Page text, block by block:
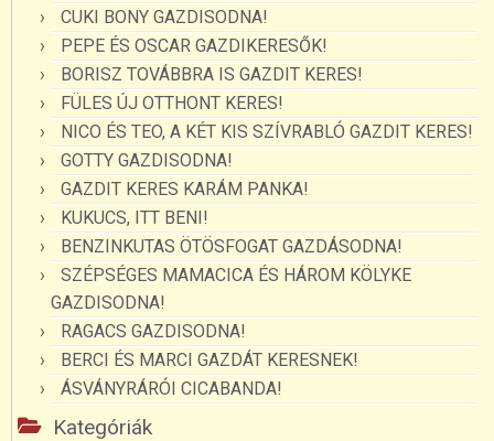
CUKI BONY GAZDISODNA!
PEPE ÉS OSCAR GAZDIKERESŐK!
BORISZ TOVÁBBRA IS GAZDIT KERES!
FÜLES ÚJ OTTHONT KERES!
NICO ÉS TEO, A KÉT KIS SZÍVRABLÓ GAZDIT KERES!
GOTTY GAZDISODNA!
GAZDIT KERES KARÁM PANKA!
KUKUCS, ITT BENI!
BENZINKUTAS ÖTÖSFOGAT GAZDÁSODNA!
SZÉPSÉGES MAMACICA ÉS HÁROM KÖLYKE
GAZDISODNA!
RAGACS GAZDISODNA!
BERCI ÉS MARCI GAZDÁT KERESNEK!
ÁSVÁNYRÁRÓI CICABANDA!
Kategóriák